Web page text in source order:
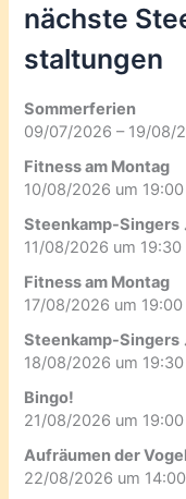
nächste
staltungen
Sommerferien
09/07/2026 – 19/08/
Fitness am Montag
10/08/2026 um
Steenkamp-Singers
11/08/2026 um 19:30
Fitness am Montag
17/08/2026 um
Steenkamp-Singers
18/08/2026 um
Bingo!
21/08/2026 um
Aufräumen der
22/08/2026 um